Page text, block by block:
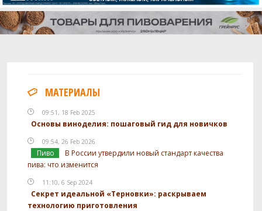
МАТЕРИАЛЫ
09:51, 18 Feb 2025
Основы виноделия: пошаговый гид для новичков
09:54, 26 Feb 2026
Пиво
В России утвердили новый стандарт качества
пива: что изменится
11:10, 6 Sep 2024
Секрет идеальной «Терновки»: раскрываем
технологию приготовления